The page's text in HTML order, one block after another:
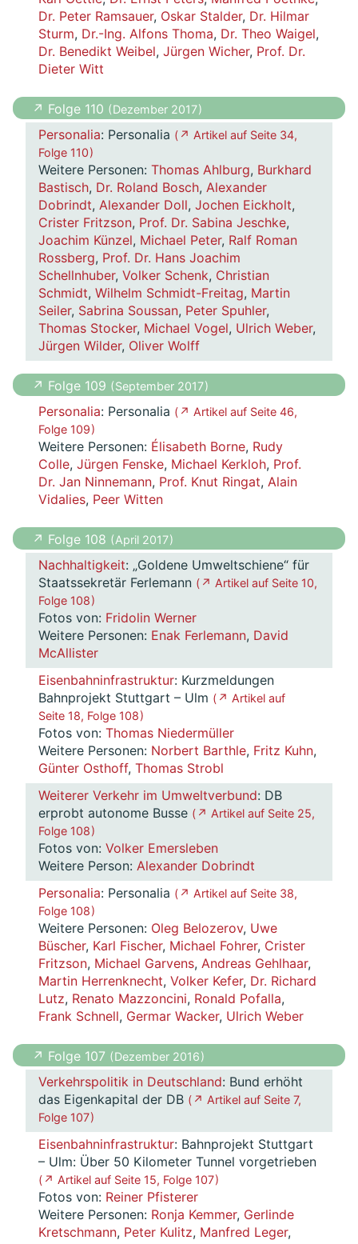
Dr. Peter Ramsauer, Oskar Stalder, Dr. Hilmar
Sturm, Dr.-Ing. Alfons Thoma, Dr. Theo Waigel,
Dr. Benedikt Weibel, Jürgen Wicher, Prof. Dr.
Dieter Witt
↗ Folge 110 ( Dezember 2017 )
Personalia: Personalia ( ↗ Artikel auf Seite 34,
Folge 110 )
Weitere Personen: Thomas Ahlburg, Burkhard
Bastisch, Dr. Roland Bosch, Alexander
Dobrindt, Alexander Doll, Jochen Eickholt,
Crister Fritzson, Prof. Dr. Sabina Jeschke,
Joachim Künzel, Michael Peter, Ralf Roman
Rossberg, Prof. Dr. Hans Joachim
Schellnhuber, Volker Schenk, Christian
Schmidt, Wilhelm Schmidt-Freitag, Martin
Seiler, Sabrina Soussan, Peter Spuhler,
Thomas Stocker, Michael Vogel, Ulrich Weber,
Jürgen Wilder, Oliver Wolff
↗ Folge 109 ( September 2017 )
Personalia: Personalia ( ↗ Artikel auf Seite 46,
Folge 109 )
Weitere Personen: Élisabeth Borne, Rudy
Colle, Jürgen Fenske, Michael Kerkloh, Prof.
Dr. Jan Ninnemann, Prof. Knut Ringat, Alain
Vidalies, Peer Witten
↗ Folge 108 ( April 2017 )
Nachhaltigkeit: „Goldene Umweltschiene“ für
Staatssekretär Ferlemann ( ↗ Artikel auf Seite 10,
Folge 108 )
Fotos von: Fridolin Werner
Weitere Personen: Enak Ferlemann, David
McAllister
Eisenbahninfrastruktur: Kurzmeldungen
Bahnprojekt Stuttgart – Ulm ( ↗ Artikel auf
Seite 18, Folge 108 )
Fotos von: Thomas Niedermüller
Weitere Personen: Norbert Barthle, Fritz Kuhn,
Günter Osthoff, Thomas Strobl
Weiterer Verkehr im Umweltverbund: DB
erprobt autonome Busse ( ↗ Artikel auf Seite 25,
Folge 108 )
Fotos von: Volker Emersleben
Weitere Person: Alexander Dobrindt
Personalia: Personalia ( ↗ Artikel auf Seite 38,
Folge 108 )
Weitere Personen: Oleg Belozerov, Uwe
Büscher, Karl Fischer, Michael Fohrer, Crister
Fritzson, Michael Garvens, Andreas Gehlhaar,
Martin Herrenknecht, Volker Kefer, Dr. Richard
Lutz, Renato Mazzoncini, Ronald Pofalla,
Frank Schnell, Germar Wacker, Ulrich Weber
↗ Folge 107 ( Dezember 2016 )
Verkehrspolitik in Deutschland: Bund erhöht
das Eigenkapital der DB ( ↗ Artikel auf Seite 7,
Folge 107 )
Eisenbahninfrastruktur: Bahnprojekt Stuttgart
– Ulm: Über 50 Kilometer Tunnel vorgetrieben
( ↗ Artikel auf Seite 15, Folge 107 )
Fotos von: Reiner Pfisterer
Weitere Personen: Ronja Kemmer, Gerlinde
Kretschmann, Peter Kulitz, Manfred Leger,